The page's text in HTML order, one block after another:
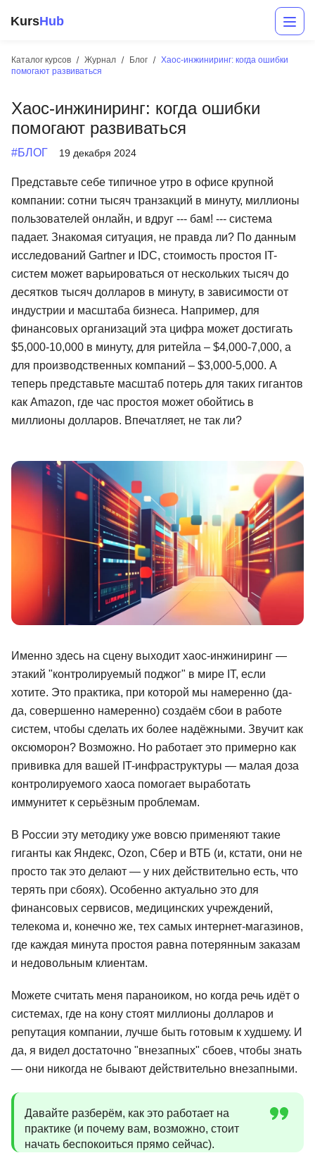
KursHub
Каталог курсов Журнал Блог
Хаос-инжиниринг: когда ошибки
помогают развиваться
Хаос-инжиниринг: когда ошибки
помогают развиваться
#БЛОГ 19 декабря 2024
Представьте себе типичное утро в офисе крупной
компании: сотни тысяч транзакций в минуту, миллионы
пользователей онлайн, и вдруг --- бам! --- система
падает. Знакомая ситуация, не правда ли? По данным
исследований Gartner и IDC, стоимость простоя IT-
систем может варьироваться от нескольких тысяч до
десятков тысяч долларов в минуту, в зависимости от
индустрии и масштаба бизнеса. Например, для
финансовых организаций эта цифра может достигать
$5,000-10,000 в минуту, для ритейла – $4,000-7,000, а
для производственных компаний – $3,000-5,000. А
теперь представьте масштаб потерь для таких гигантов
как Amazon, где час простоя может обойтись в
миллионы долларов. Впечатляет, не так ли?
Именно здесь на сцену выходит хаос-инжиниринг —
этакий "контролируемый поджог" в мире IT, если
хотите. Это практика, при которой мы намеренно (да-
да, совершенно намеренно) создаём сбои в работе
систем, чтобы сделать их более надёжными. Звучит как
оксюморон? Возможно. Но работает это примерно как
прививка для вашей IT-инфраструктуры — малая доза
контролируемого хаоса помогает выработать
иммунитет к серьёзным проблемам.
В России эту методику уже вовсю применяют такие
гиганты как Яндекс, Ozon, Сбер и ВТБ (и, кстати, они не
просто так это делают — у них действительно есть, что
терять при сбоях). Особенно актуально это для
финансовых сервисов, медицинских учреждений,
телекома и, конечно же, тех самых интернет-магазинов,
где каждая минута простоя равна потерянным заказам
и недовольным клиентам.
Можете считать меня параноиком, но когда речь идёт о
системах, где на кону стоят миллионы долларов и
репутация компании, лучше быть готовым к худшему. И
да, я видел достаточно "внезапных" сбоев, чтобы знать
— они никогда не бывают действительно внезапными.
Давайте разберём, как это работает на
практике (и почему вам, возможно, стоит
начать беспокоиться прямо сейчас).
Маркетинг
Дизайн
Аналитика
Менеджмент
Иностранные языки
Soft Skills
ДПО
Детям
Рейтинг онлайн-школ